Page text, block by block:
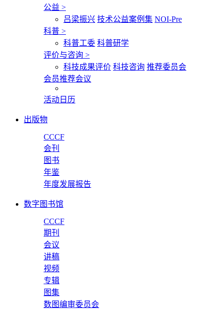
公益 >
吕梁振兴 技术公益案例集 NOI-Pre
科普 >
科普工委 科普研学
评价与咨询 >
科技成果评价 科技咨询 推荐委员会
会员推荐会议
活动日历
出版物
CCCF
会刊
图书
年鉴
年度发展报告
数字图书馆
CCCF
期刊
会议
讲稿
视频
专辑
图集
数图编审委员会